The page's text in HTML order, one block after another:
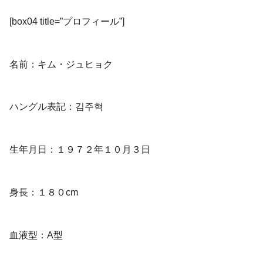
[box04 title=”プロフィール”]
名前：キム・ジュヒョク
ハングル表記：김주혁
生年月日：１９７２年１０月３日
身長：１８０cm
血液型：A型